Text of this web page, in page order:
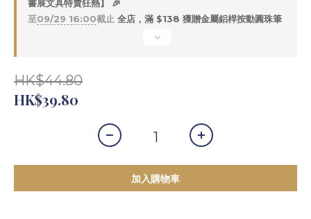
書展文具特賣狂熱】 🎉
至09/29 16:00截止 全店，滿 $138 獲贈金屬鋁桿按動圓珠筆
HK$44.80
HK$39.80
加入購物車